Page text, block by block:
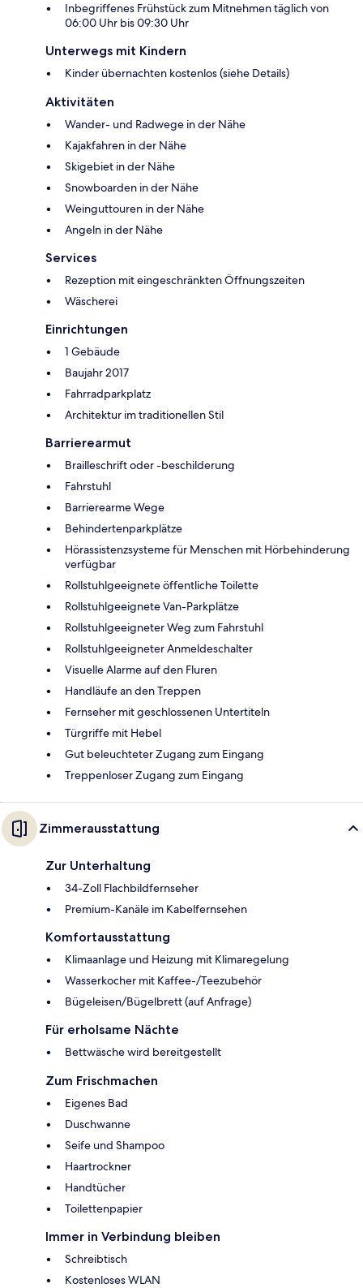
Inbegriffenes Frühstück zum Mitnehmen täglich von
06:00 Uhr bis 09:30 Uhr
Unterwegs mit Kindern
Kinder übernachten kostenlos (siehe Details)
Aktivitäten
Wander- und Radwege in der Nähe
Kajakfahren in der Nähe
Skigebiet in der Nähe
Snowboarden in der Nähe
Weinguttouren in der Nähe
Angeln in der Nähe
Services
Rezeption mit eingeschränkten Öffnungszeiten
Wäscherei
Einrichtungen
1 Gebäude
Baujahr 2017
Fahrradparkplatz
Architektur im traditionellen Stil
Barrierearmut
Brailleschrift oder -beschilderung
Fahrstuhl
Barrierearme Wege
Behindertenparkplätze
Hörassistenzsysteme für Menschen mit Hörbehinderung
verfügbar
Rollstuhlgeeignete öffentliche Toilette
Rollstuhlgeeignete Van-Parkplätze
Rollstuhlgeeigneter Weg zum Fahrstuhl
Rollstuhlgeeigneter Anmeldeschalter
Visuelle Alarme auf den Fluren
Handläufe an den Treppen
Fernseher mit geschlossenen Untertiteln
Türgriffe mit Hebel
Gut beleuchteter Zugang zum Eingang
Treppenloser Zugang zum Eingang
Zimmerausstattung
Zur Unterhaltung
34-Zoll Flachbildfernseher
Premium-Kanäle im Kabelfernsehen
Komfortausstattung
Klimaanlage und Heizung mit Klimaregelung
Wasserkocher mit Kaffee-/Teezubehör
Bügeleisen/Bügelbrett (auf Anfrage)
Für erholsame Nächte
Bettwäsche wird bereitgestellt
Zum Frischmachen
Eigenes Bad
Duschwanne
Seife und Shampoo
Haartrockner
Handtücher
Toilettenpapier
Immer in Verbindung bleiben
Schreibtisch
Kostenloses WLAN